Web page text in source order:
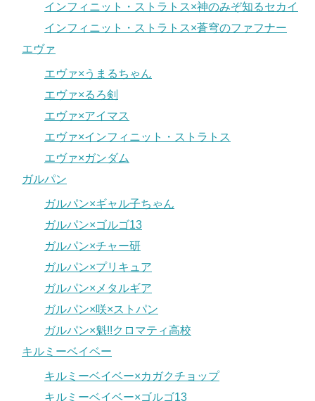
インフィニット・ストラトス×神のみぞ知るセカイ
インフィニット・ストラトス×蒼穹のファフナー
エヴァ
エヴァ×うまるちゃん
エヴァ×るろ剣
エヴァ×アイマス
エヴァ×インフィニット・ストラトス
エヴァ×ガンダム
ガルパン
ガルパン×ギャル子ちゃん
ガルパン×ゴルゴ13
ガルパン×チャー研
ガルパン×プリキュア
ガルパン×メタルギア
ガルパン×咲×ストパン
ガルパン×魁!!クロマティ高校
キルミーベイベー
キルミーベイベー×カガクチョップ
キルミーベイベー×ゴルゴ13